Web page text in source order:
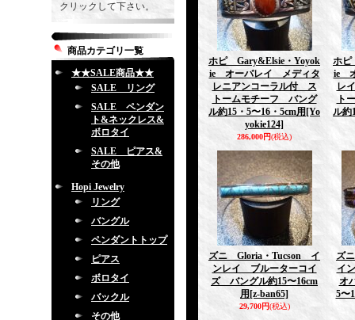
クリックして下さい。
商品カテゴリ一覧
★★SALE商品★★
SALE リング
SALE ペンダン
ト&ネックレス&
ボロタイ
SALE ピアス&
その他
Hopi Jewelry
リング
バングル
ペンダントトップ
ピアス
ボロタイ
バックル
その他
ホピ Gary&Elsie・Yoyok
ie オーバレイ メディタ
レニアンコーラル付 ス
トームモチーフ バング
ル約15・5〜16・5cm用 [Yo
yokie124]
286,000円(税込)
ホピ
ie
レ
ト
ル約
ズニ Gloria・Tucson イ
ンレイ ブルーターコイ
ズ バングル約15〜16cm
用 [z-ban65]
29,700円(税込)
ズ
イ
オ
5〜